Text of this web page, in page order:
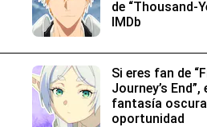
de “Thousand-
IMDb
Si eres fan de
Journey’s
fantasía oscura
oportunidad